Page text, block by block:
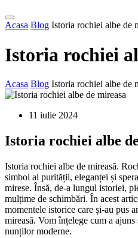
Acasa Blog Istoria rochiei albe de
Istoria rochiei
Acasa Blog Istoria rochiei albe de
11 iulie 2024
Istoria rochiei albe
Istoria rochiei albe de mireasă.
simbol al purității, eleganței și
mirese. Însă, de-a lungul istoriei,
mulțime de schimbări. În acest
momentele istorice care și-au pus
mireasă. Vom înțelege cum a
nunților moderne.